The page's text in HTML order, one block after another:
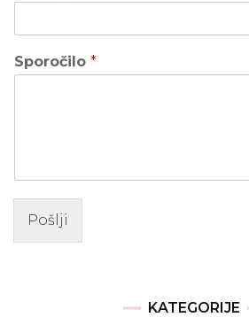
Sporočilo *
Pošlji
KATEGORIJE